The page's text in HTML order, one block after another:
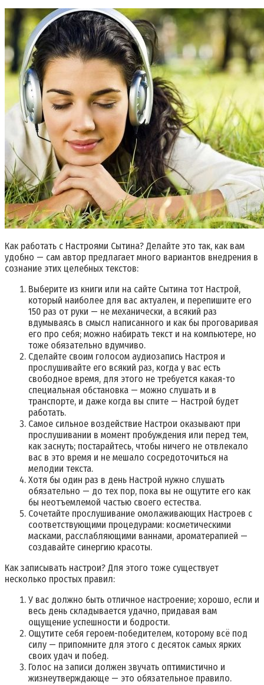
Как работать с Настроями Сытина? Делайте это так, как вам
удобно — сам автор предлагает много вариантов внедрения в
сознание этих целебных текстов:
Выберите из книги или на сайте Сытина тот Настрой,
который наиболее для вас актуален, и перепишите его
150 раз от руки — не механически, а всякий раз
вдумываясь в смысл написанного и как бы проговаривая
его про себя; можно набирать текст и на компьютере, но
тоже обязательно вдумчиво.
Сделайте своим голосом аудиозапись Настроя и
прослушивайте его всякий раз, когда у вас есть
свободное время, для этого не требуется какая-то
специальная обстановка — можно слушать и в
транспорте, и даже когда вы спите — Настрой будет
работать.
Самое сильное воздействие Настрои оказывают при
прослушивании в момент пробуждения или перед тем,
как заснуть; постарайтесь, чтобы ничего не отвлекало
вас в это время и не мешало сосредоточиться на
мелодии текста.
Хотя бы один раз в день Настрой нужно слушать
обязательно — до тех пор, пока вы не ощутите его как
бы неотъемлемой частью своего естества.
Сочетайте прослушивание омолаживающих Настроев с
соответствующими процедурами: косметическими
масками, расслабляющими ваннами, ароматерапией —
создавайте синергию красоты.
Как записывать настрои? Для этого тоже существует
несколько простых правил:
У вас должно быть отличное настроение; хорошо, если и
весь день складывается удачно, придавая вам
ощущение успешности и бодрости.
Ощутите себя героем-победителем, которому всё под
силу — припомните для этого с десяток самых ярких
своих удач и побед.
Голос на записи должен звучать оптимистично и
жизнеутверждающе — это обязательное правило.